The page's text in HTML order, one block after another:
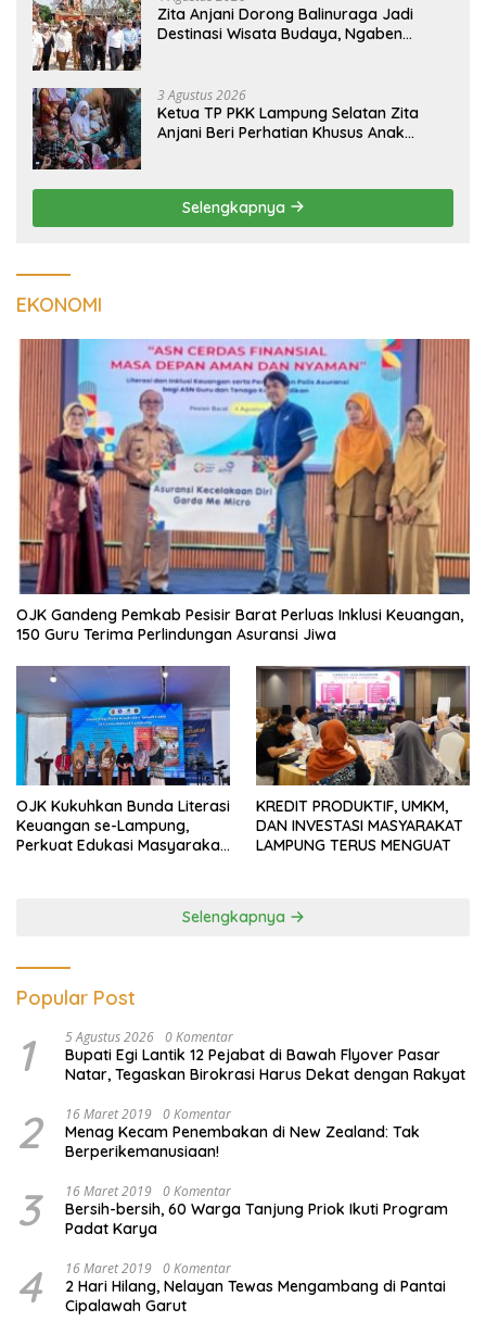
Zita Anjani Dorong Balinuraga Jadi
Destinasi Wisata Budaya, Ngaben
3 Agustus 2026
Ketua TP PKK Lampung Selatan Zita
Anjani Beri Perhatian Khusus Anak
Selengkapnya
EKONOMI
OJK Gandeng Pemkab Pesisir Barat Perluas Inklusi Keuangan,
150 Guru Terima Perlindungan Asuransi Jiwa
OJK Kukuhkan Bunda Literasi
Keuangan se-Lampung,
Perkuat Edukasi Masyarakat
KREDIT PRODUKTIF, UMKM,
DAN INVESTASI MASYARAKAT
LAMPUNG TERUS MENGUAT
Selengkapnya
Popular Post
1 5 Agustus 2026 0 Komentar
Bupati Egi Lantik 12 Pejabat di Bawah Flyover Pasar
Natar, Tegaskan Birokrasi Harus Dekat dengan Rakyat
2 16 Maret 2019 0 Komentar
Menag Kecam Penembakan di New Zealand: Tak
Berperikemanusiaan!
3 16 Maret 2019 0 Komentar
Bersih-bersih, 60 Warga Tanjung Priok Ikuti Program
Padat Karya
4 16 Maret 2019 0 Komentar
2 Hari Hilang, Nelayan Tewas Mengambang di Pantai
Cipalawah Garut